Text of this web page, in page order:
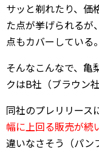
サッと剃れたり、価
た点が挙げられるが
点もカバーしている。
そんなこんなで、亀
クはB社（ブラウン
同社のプレリリース
幅に上回る販売が続
違いなさそう（パン